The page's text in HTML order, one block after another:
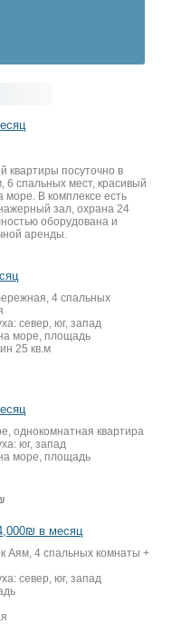
квартиры посуточно в
6 спальных мест, красивый
В комплексе есть
зал, охрана 24
оборудована и
аренды.
4 спальных
север, юг, запад
море, площадь
25 кв.м
однокомнатная квартира
юг, запад
море, площадь
в месяц
Аям, 4 спальных комнаты +
север, юг, запад